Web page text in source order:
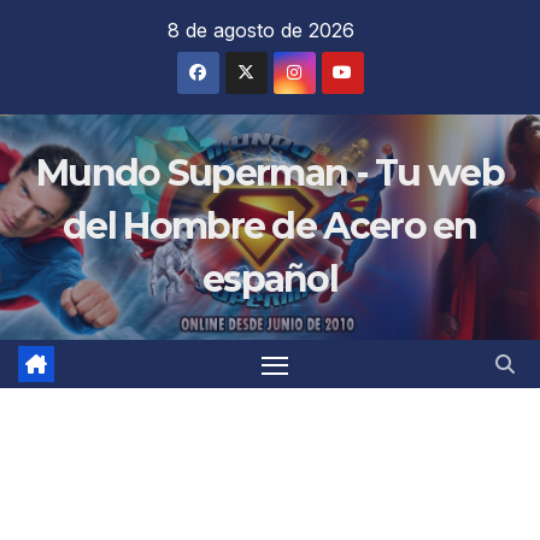
8 de agosto de 2026
Mundo Superman - Tu web
del Hombre de Acero en
español